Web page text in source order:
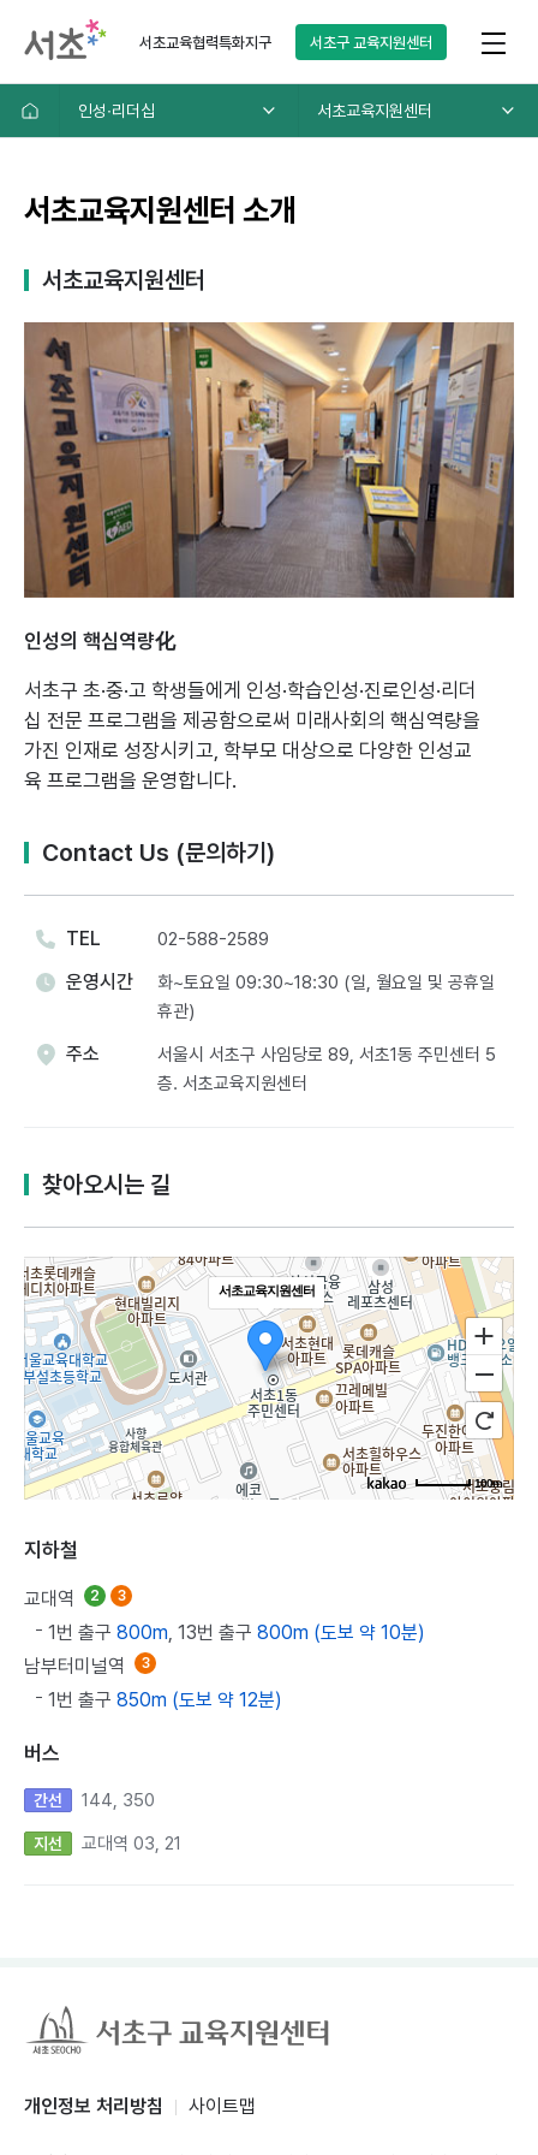
서초교육협력특화지구 서초구교육지원센터
인성∙리더십 서초교육지원센터
서초교육지원센터 소개
서초교육지원센터
인성의 핵심역량化
서초구 초·중·고 학생들에게 인성·학습인성·진로인성·리더
십 전문 프로그램을 제공함으로써 미래사회의 핵심역량을
가진 인재로 성장시키고, 학부모 대상으로 다양한 인성교
육 프로그램을 운영합니다.
Contact Us (문의하기)
TEL 02-588-2589
운영시간
화~토요일 09:30~18:30 (일, 월요일 및 공휴일
휴관)
주소
서울시 서초구 사임당로 89, 서초1동 주민센터 5
층. 서초교육지원센터
찾아오시는 길
서초교육지원센터
100m
지하철
교대역 2 3
1번 출구 800m, 13번 출구 800m (도보 약 10분)
남부터미널역
3
1번 출구 850m (도보 약 12분)
버스
간선 144, 350
지선 교대역 03, 21
개인정보 처리방침 사이트맵